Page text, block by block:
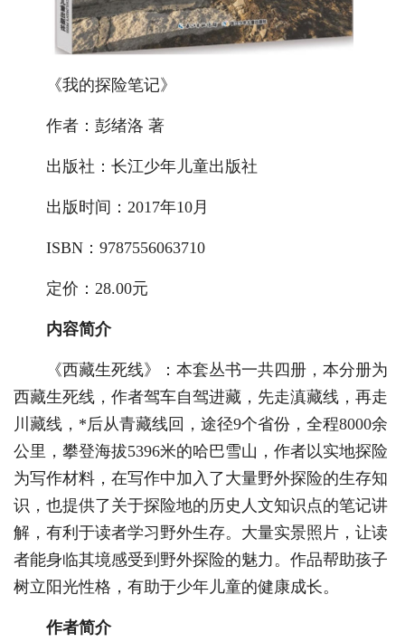
《我的探险笔记》
作者：彭绪洛 著
出版社：长江少年儿童出版社
出版时间：2017年10月
ISBN：9787556063710
定价：28.00元
内容简介
《西藏生死线》：本套丛书一共四册，本分册为
西藏生死线，作者驾车自驾进藏，先走滇藏线，再走
川藏线，*后从青藏线回，途径9个省份，全程8000余
公里，攀登海拔5396米的哈巴雪山，作者以实地探险
为写作材料，在写作中加入了大量野外探险的生存知
识，也提供了关于探险地的历史人文知识点的笔记讲
解，有利于读者学习野外生存。大量实景照片，让读
者能身临其境感受到野外探险的魅力。作品帮助孩子
树立阳光性格，有助于少年儿童的健康成长。
作者简介